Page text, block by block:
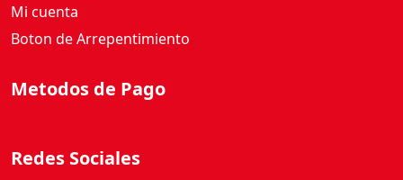
Mi cuenta
Boton de Arrepentimiento
Metodos de Pago
Redes Sociales